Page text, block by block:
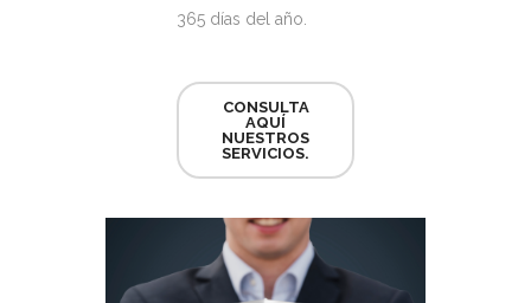
365 días del año.
CONSULTA
AQUÍ
NUESTROS
SERVICIOS.